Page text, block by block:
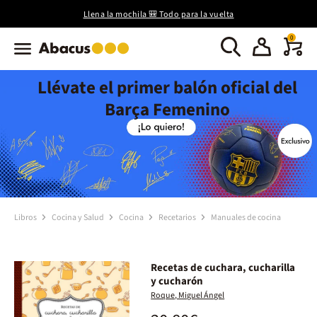
Llena la mochila 🎒 Todo para la vuelta
0
Llévate el primer balón oficial del
Barça Femenino
Libros Cocina y Salud Cocina Recetarios Manuales de cocina
Recetas de cuchara, cucharilla
y cucharón
Roque, Miguel Ángel